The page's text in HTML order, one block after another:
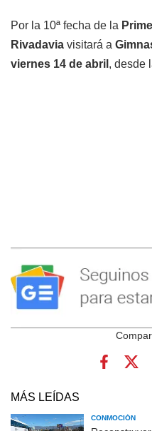
Por la 10ª fecha de la
Rivadavia visitará a
viernes 14 de abril , desde
MÁS LEÍDAS
CONMOCIÓN